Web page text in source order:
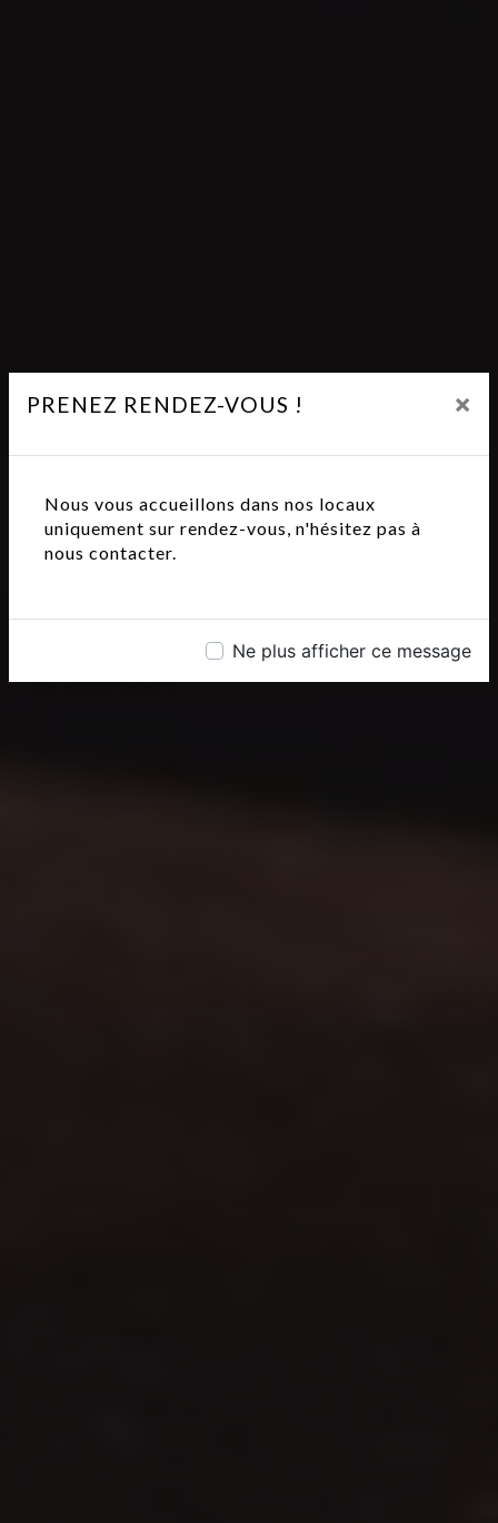
PRENEZ RENDEZ-VOUS ! ×
Nous vous accueillons dans nos locaux
uniquement sur rendez-vous, n'hésitez pas à
nous contacter.
Ne plus afficher ce message